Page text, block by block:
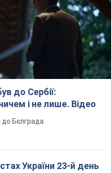
до Сербії:
і не лише. Відео
до Бєлграда
України 23-й день